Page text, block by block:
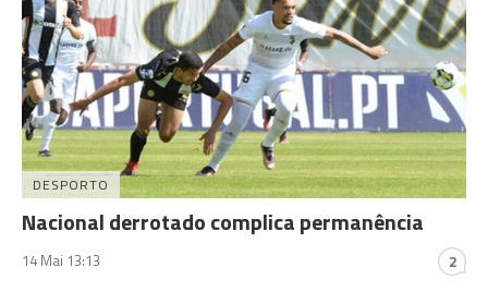
DESPORTO
Nacional derrotado complica permanência
14 Mai 13:13 2